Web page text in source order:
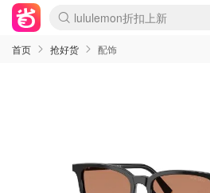
lululemon折扣上新
Sasa美妆护肤3.5折
SSENSE年中3折
FreshBeauty好价汇总
Cettire降价+叠9折
WWS Coles超市实拍
viagogo二手票捡漏
Myer超级周末1折
The Outnet奢牌1折起
David Jones 3折起
Flannels大牌1折
Perfumes Club护肤1折
AMIRO返校季6.2折
Amazon折扣汇总
eToro入金$200送$50
Amazon数码好物
ICONIC本周7.5折
ThedoubleF高奢地板价
Moose Knuckles 6折
丝芙兰5折起
EUFY官网3.7折起
Selenichast首饰2折
Trip机票酒店促销
YSL送5件彩妆礼
Amazon家居好物
Amazon美妆护肤
雅漾大喷$8
过敏原检测盒$33
伊索独家赠50ml沐浴露
科颜氏清仓3折
SEALIFE海洋馆门票6折
丝塔芙大白罐$16
订阅Newsletter送香薰
Cult Beauty 6.8折
Harrods圣诞日历2.3折
LN-CC奢牌私促3折
d'Alba空姐喷雾$16
EVE LOM套装逆天2折
Bernardelli独家4折
Adore Beauty 6折起
CT圣诞日历
Mytheresa奢品2.7折
Luxury Escapes 9折
Currentbody美容仪9折
MOON Garden Live
Roborock扫地机3.7折
Tingo Life水杯$24
Valentino官网5折
CR洗发护发6.3折
修丽可套装7.4折
Myer彩妆2件7折
GANNI官网4.5折
Stylevana韩妆4折
Tessabit高奢8.5折
OGX洗护4折
Amazon阿德莱德次日达
卡诗8.5折+赠礼
Philips Hue灯具8折
首页 抢好货 配饰